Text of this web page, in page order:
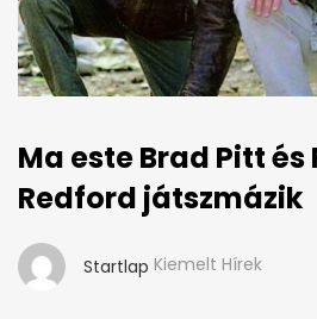
Ma este Brad Pitt és
Redford játszmázik
Startlap Kiemelt Hírek